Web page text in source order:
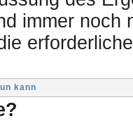
immer noch
kann